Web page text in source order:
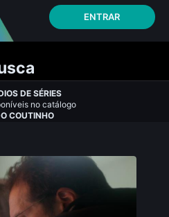
ENTRAR
DE SÉRIES
no catálogo
COUTINHO